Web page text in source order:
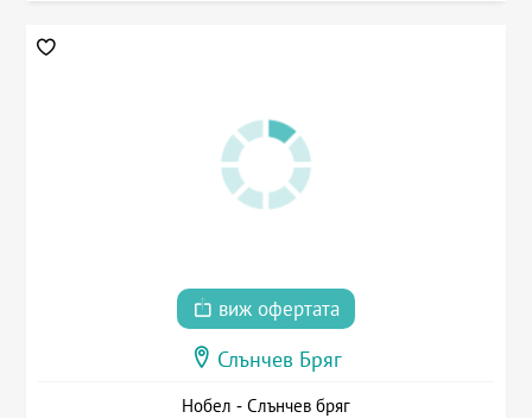
виж офертата
Слънчев Бряг
Нобел - Слънчев бряг